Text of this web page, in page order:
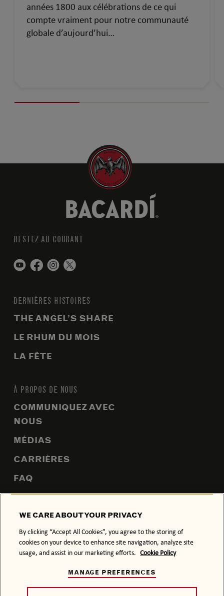
années 1800 aux célébrations de ce qui
compte vraiment pour notre communauté
globale d’aujourd’hui…
RESTEZ AU COURANT
DERNIÈRES HISTOIRES
THE ANGEL’S SHARE
LE RHUM DU MOIS
LA FÊTE
À PROPOS DE NOUS
COMMUNIQUEZ AVEC
NOUS
MÉDIAS
CARRIÈRES
FAQ
PLAN DU SITE
POLITIQUE DE CONFIDENTIALITÉ
POLITIQUE SUR LES TÉMOINS
À CONSOMMER AVEC MODÉRATION.
WE CARE ABOUT YOUR PRIVACY
By clicking “Accept All Cookies”, you agree to the storing of
cookies on your device to enhance site navigation, analyze site
usage, and assist in our marketing efforts. Cookie Policy
MANAGE PREFERENCES